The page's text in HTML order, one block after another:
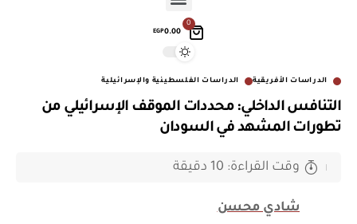
0
EGP0.00
الدراسات الأفريقية الدراسات الفلسطينية والإسرائيلية
التنافس الداخلي: محددات الموقف الإسرائيلي من
تطورات المشهد في السودان
شادي محسن
وقت القراءة: 10 دقيقة